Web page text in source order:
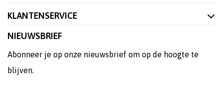
KLANTENSERVICE
NIEUWSBRIEF
Abonneer je op onze nieuwsbrief om op de hoogte te
blijven.